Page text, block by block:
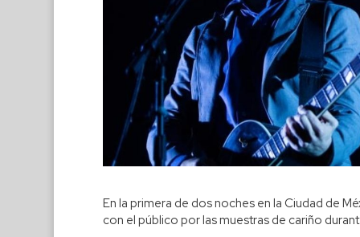
En la primera de dos noches en la Ciudad de
con el público por las muestras de cariño